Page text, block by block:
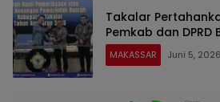
Takalar
Pemkab dan
MAKASSAR Juni 5, 2026